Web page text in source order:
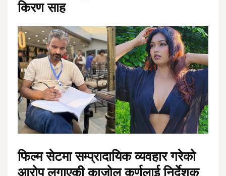
किरण साह
फिल्म सेटमा सम्प्रादायिक व्यवहार गरेको
आरोप लगाएकी काजोल कर्णलाई निर्देशक